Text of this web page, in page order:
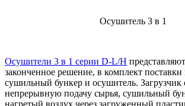
Осушитель 3 в 1
Осушители 3 в 1 серии D-L/H
законченное решение, в комплект поставки
сушильный бункер и осушитель. Загрузчик
непрерывную подачу сырья, сушильный